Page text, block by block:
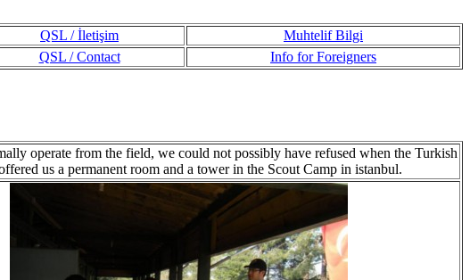
QSL / İletişim
Muhtelif Bilgi
QSL / Contact Info for Foreigners
operate from the field, we could not possibly have refused when the Turkish
us a permanent room and a tower in the Scout Camp in istanbul.